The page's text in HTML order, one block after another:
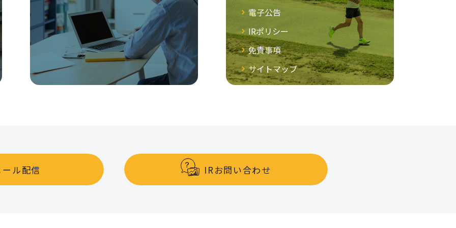
電子公告
IRポリシー
免責事項
サイトマップ
ル配信 IRお問い合わせ